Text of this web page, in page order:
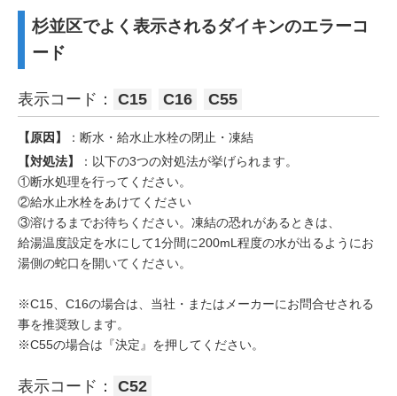
杉並区でよく表示されるダイキンのエラーコ
ード
表示コード： C15 C16 C55
【原因】
：断水・給水止水栓の閉止・凍結
【対処法】
：以下の3つの対処法が挙げられます。
①断水処理を行ってください。
②給水止水栓をあけてください
③溶けるまでお待ちください。凍結の恐れがあるときは、
給湯温度設定を水にして1分間に200mL程度の水が出るようにお
湯側の蛇口を開いてください。
※C15、C16の場合は、当社・またはメーカーにお問合せされる
事を推奨致します。
※C55の場合は『決定』を押してください。
表示コード： C52